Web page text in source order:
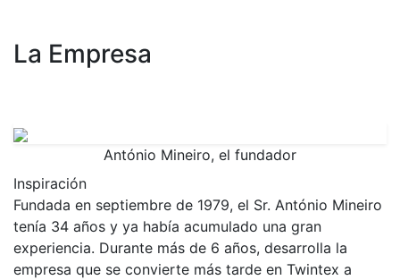
La Empresa
Inspiración
Fundada en septiembre de 1979, el Sr. António Mineiro
tenía 34 años y ya había acumulado una gran
experiencia. Durante más de 6 años, desarrolla la
empresa que se convierte más tarde en Twintex a
António Mineiro, el fundador